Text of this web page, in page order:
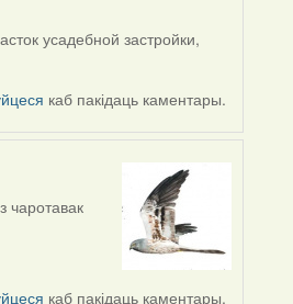
усадебной застройки,
каб пакідаць каментары.
чаротавак
каб пакідаць каментары.